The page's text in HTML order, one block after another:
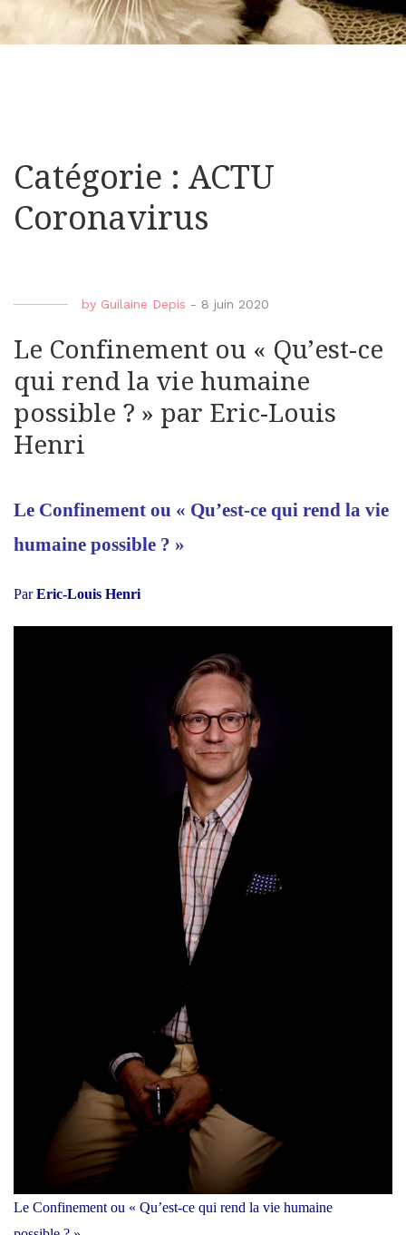
Catégorie : ACTU
Coronavirus
by Guilaine Depis - 8 juin 2020
Le Confinement ou « Qu’est-ce
qui rend la vie humaine
possible ? » par Eric-Louis
Henri
Le Confinement ou « Qu’est-ce qui rend la vie
humaine possible ? »
ParEric-Louis Henri
Le Confinement ou « Qu’est-ce qui rend la vie humaine